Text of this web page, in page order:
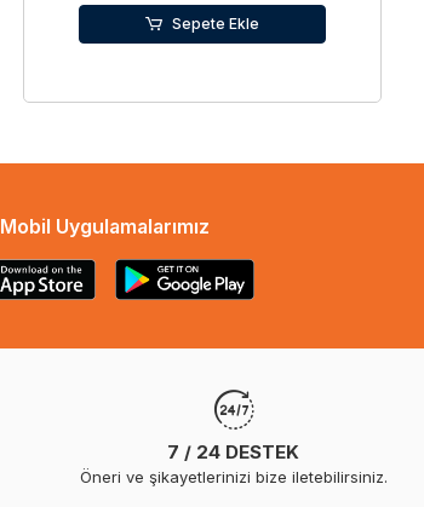
Sepete Ekle
Mobil Uygulamalarımız
7 / 24 DESTEK
Öneri ve şikayetlerinizi bize iletebilirsiniz.